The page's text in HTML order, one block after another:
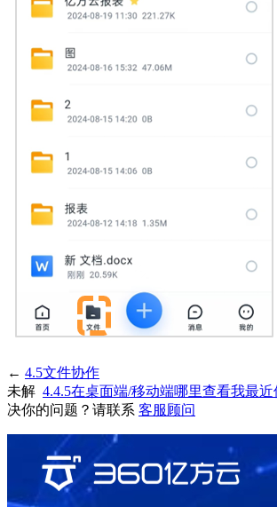
← 4.5文件协作
4.4.5在桌面端/移动端哪里查看我最近
未解
决你的问题？请联系 客服顾问